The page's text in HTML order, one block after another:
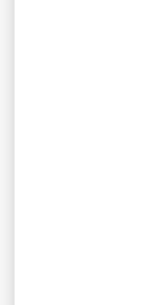
mode de
être une
fièvre, de
demander
Elle ne
stimulant
CONSEIL
Elle peut
● soit